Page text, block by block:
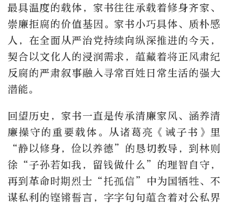
最具温度的载体，家书往往承载着修身齐家、
崇廉拒腐的价值基因。家书小巧具体、质朴感
人，在全面从严治党持续向纵深推进的今天，
契合以文化人的浸润需求，蕴藏着将正风肃纪
反腐的严肃叙事融入寻常百姓日常生活的强大
潜能。
回望历史，家书一直是传承清廉家风、涵养清
廉操守的重要载体。从诸葛亮《诫子书》里
“静以修身，俭以养德”的恳切教导，到林则
徐“子孙若如我，留钱做什么”的理智自守，
再到革命时期烈士“托孤信”中为国牺牲、不
谋私利的铿锵誓言，字字句句蕴含着对公私界